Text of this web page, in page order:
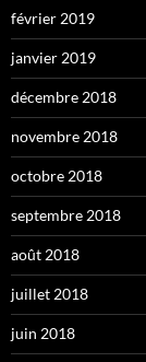
février 2019
janvier 2019
décembre 2018
novembre 2018
octobre 2018
septembre 2018
août 2018
juillet 2018
juin 2018